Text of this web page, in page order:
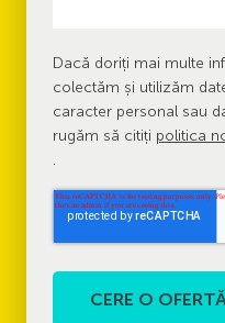
Dacă doriți mai multe
colectăm și utilizăm
caracter personal sau
rugăm să citiți politica
.